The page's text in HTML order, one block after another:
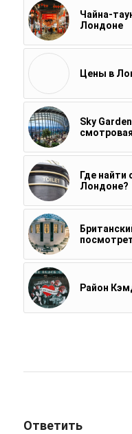
Чайна-
Лондоне
Цены в
Sky
Где
Лондоне?
Район
Ответить